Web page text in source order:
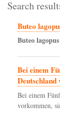
Search
Buteo
Buteolagopus
Bei einem
Deutschland
Bei einem
vorkommen,